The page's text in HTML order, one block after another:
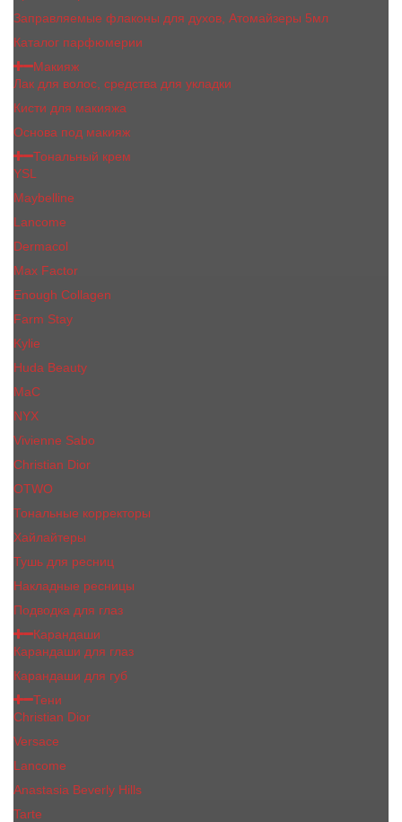
Заправляемые флаконы для духов, Атомайзеры 5мл
Каталог парфюмерии
Макияж
Лак для волос, средства для укладки
Кисти для макияжа
Основа под макияж
Тональный крем
YSL
Maybelline
Lancome
Dermacol
Max Factor
Enough Collagen
Farm Stay
Kylie
Huda Beauty
МаС
NYX
Vivienne Sabo
Сhristiаn Diоr
OTWO
Тональные корректоры
Хайлайтеры
Тушь для ресниц
Накладные ресницы
Подводка для глаз
Карандаши
Карандаши для глаз
Карандаши для губ
Тени
Christian Dior
Versace
Lancome
Anastasia Beverly Hills
Tarte